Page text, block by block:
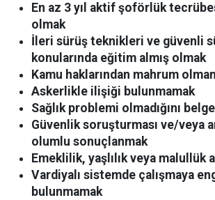
En az 3 yıl aktif şoförlük
olmak
İleri sürüş teknikleri ve güvenli
konularında eğitim almış olmak
Kamu haklarından mahrum
Askerlikle ilişiği bulunmamak
Sağlık problemi olmadığını
Güvenlik soruşturması ve/veya
olumlu sonuçlanmak
Emeklilik, yaşlılık veya malullük
Vardiyalı sistemde çalışmaya
bulunmamak